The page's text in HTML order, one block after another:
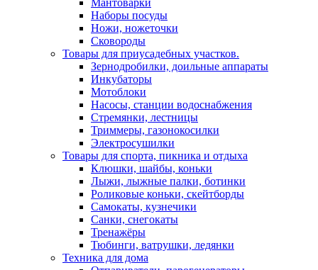
Мантоварки
Наборы посуды
Ножи, ножеточки
Сковороды
Товары для приусадебных участков.
Зернодробилки, доильные аппараты
Инкубаторы
Мотоблоки
Насосы, станции водоснабжения
Стремянки, лестницы
Триммеры, газонокосилки
Электросушилки
Товары для спорта, пикника и отдыха
Клюшки, шайбы, коньки
Лыжи, лыжные палки, ботинки
Роликовые коньки, скейтборды
Самокаты, кузнечики
Санки, снегокаты
Тренажёры
Тюбинги, ватрушки, ледянки
Техника для дома